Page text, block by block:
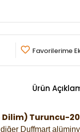
Favorilerime
Ürün
Dilim) Turuncu-
Duffmart